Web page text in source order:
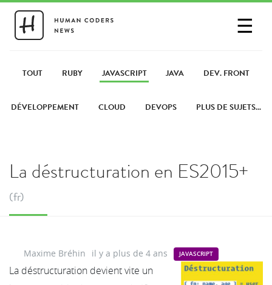
☰
PARTAGER UN LIEN
TOUT RUBY JAVASCRIPT JAVA DEV. FRONT
DÉVELOPPEMENT CLOUD DEVOPS PLUS DE SUJETS...
La déstructuration en ES2015+
(fr)
Maxime Bréhin il y a plus de 4 ans JAVASCRIPT
La déstructuration devient vite un